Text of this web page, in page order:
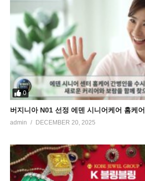
0
버지니아 N01 선정 에덴 시니어케어 홈케어
admin DECEMBER 20, 2025